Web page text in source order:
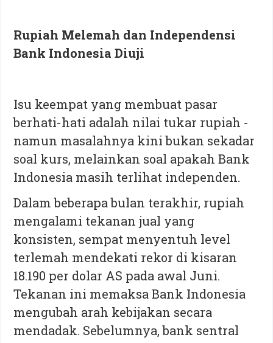
Rupiah Melemah dan Independensi
Bank Indonesia Diuji
Isu keempat yang membuat pasar
berhati-hati adalah nilai tukar rupiah -
namun masalahnya kini bukan sekadar
soal kurs, melainkan soal apakah Bank
Indonesia masih terlihat independen.
Dalam beberapa bulan terakhir, rupiah
mengalami tekanan jual yang
konsisten, sempat menyentuh level
terlemah mendekati rekor di kisaran
18.190 per dolar AS pada awal Juni.
Tekanan ini memaksa Bank Indonesia
mengubah arah kebijakan secara
mendadak. Sebelumnya, bank sentral